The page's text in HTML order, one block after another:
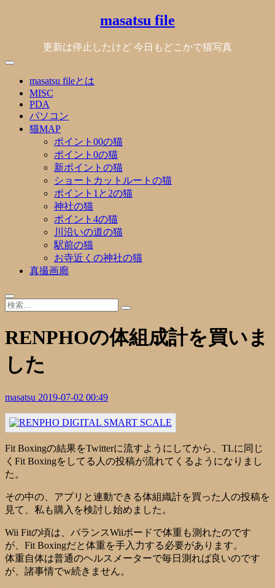
masatsu file
更新は停止したけど 今日もどこかで猫写真
masatsu fileとは
MISC
PDA
パソコン
猫MAP
ポイント00の猫
ポイント0の猫
新ポイントの猫
ショートカットルートの猫
ポイント1と2の猫
神社の猫
ポイント4の猫
川沿いの道の猫
駅前の猫
お寺近くの神社の猫
真撮画廊
RENPHOの体組成計を買いま
した
masatsu 2019-07-02 00:49
Fit Boxingの結果をTwitterに流すようにしてから、TLに同じ
くFit Boxingをしてる人の投稿が流れてくるようになりまし
た。
その中の、アプリと連動できる体組織計を買った人の投稿を
見て、私も購入を検討し始めました。
Wii Fitの頃は、バランスWiiボードで体重も測れたのです
が、Fit Boxingだと体重を手入力する必要があります。
体重自体は普通のヘルスメーターで毎日測れば良いのです
が、諸事情でw続きません。